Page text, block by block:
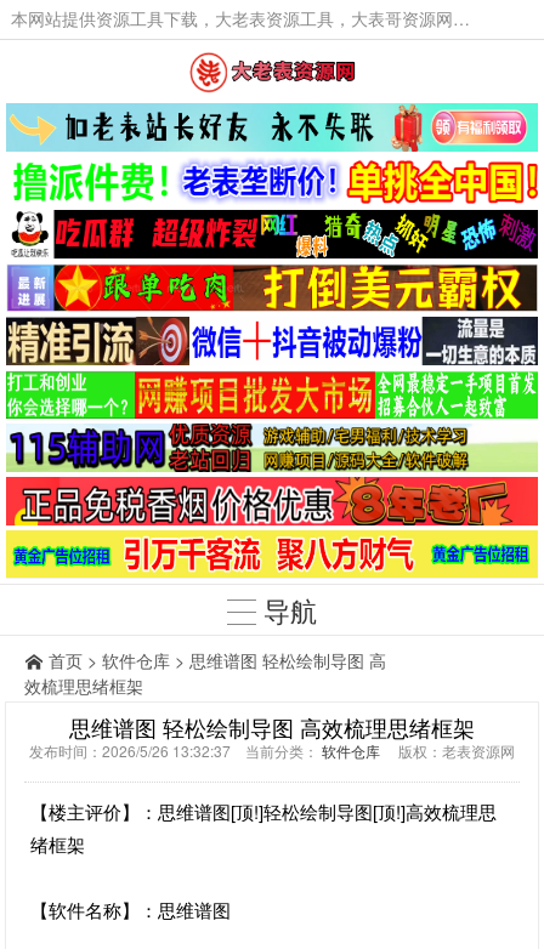
本网站提供资源工具下载，大老表资源工具，大表哥资源网软件工具，大老表资源下载，活动线报福利资源分享,活动线报，大型网游经典游戏，网络热门技术游戏辅助交流与分享。
导航
首页 > 软件仓库 > 思维谱图 轻松绘制导图 高
效梳理思绪框架
思维谱图 轻松绘制导图 高效梳理思绪框架
发布时间：2026/5/26 13:32:37 当前分类： 软件仓库 版权：老表资源网
【楼主评价】：思维谱图[顶!]轻松绘制导图[顶!]高效梳理思
绪框架
【软件名称】：思维谱图